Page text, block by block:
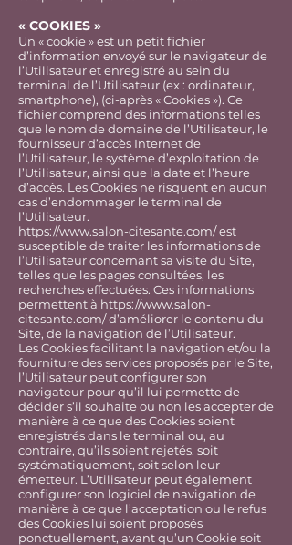
« COOKIES »
Un « cookie » est un petit fichier
d’information envoyé sur le navigateur de
l’Utilisateur et enregistré au sein du
terminal de l’Utilisateur (ex : ordinateur,
smartphone), (ci-après « Cookies »). Ce
fichier comprend des informations telles
que le nom de domaine de l’Utilisateur, le
fournisseur d’accès Internet de
l’Utilisateur, le système d’exploitation de
l’Utilisateur, ainsi que la date et l’heure
d’accès. Les Cookies ne risquent en aucun
cas d’endommager le terminal de
l’Utilisateur.
https://www.salon-citesante.com/est
susceptible de traiter les informations de
l’Utilisateur concernant sa visite du Site,
telles que les pages consultées, les
recherches effectuées. Ces informations
permettent à https://www.salon-
citesante.com/d’améliorer le contenu du
Site, de la navigation de l’Utilisateur.
Les Cookies facilitant la navigation et/ou la
fourniture des services proposés par le Site,
l’Utilisateur peut configurer son
navigateur pour qu’il lui permette de
décider s’il souhaite ou non les accepter de
manière à ce que des Cookies soient
enregistrés dans le terminal ou, au
contraire, qu’ils soient rejetés, soit
systématiquement, soit selon leur
émetteur. L’Utilisateur peut également
configurer son logiciel de navigation de
manière à ce que l’acceptation ou le refus
des Cookies lui soient proposés
ponctuellement, avant qu’un Cookie soit